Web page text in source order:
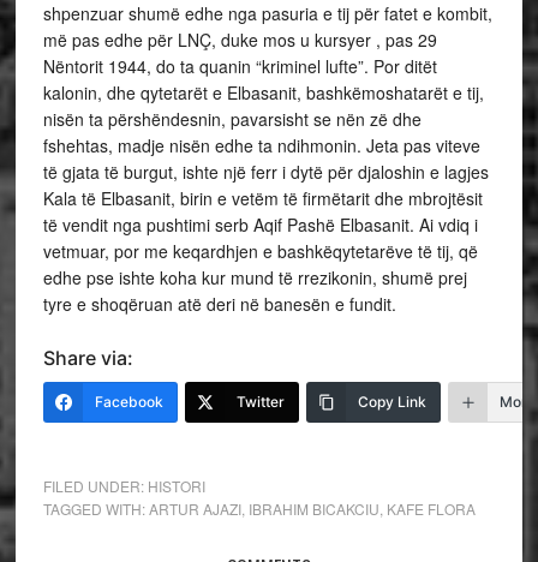
shpenzuar shumë edhe nga pasuria e tij për fatet e kombit,
më pas edhe për LNÇ, duke mos u kursyer , pas 29
Nëntorit 1944, do ta quanin “kriminel lufte”. Por ditët
kalonin, dhe qytetarët e Elbasanit, bashkëmoshatarët e tij,
nisën ta përshëndesnin, pavarsisht se nën zë dhe
fshehtas, madje nisën edhe ta ndihmonin. Jeta pas viteve
të gjata të burgut, ishte një ferr i dytë për djaloshin e lagjes
Kala të Elbasanit, birin e vetëm të firmëtarit dhe mbrojtësit
të vendit nga pushtimi serb Aqif Pashë Elbasanit. Ai vdiq i
vetmuar, por me keqardhjen e bashkëqytetarëve të tij, që
edhe pse ishte koha kur mund të rrezikonin, shumë prej
tyre e shoqëruan atë deri në banesën e fundit.
Share via:
Facebook Twitter Copy Link More
FILED UNDER: HISTORI
TAGGED WITH:ARTUR AJAZI, IBRAHIM BICAKCIU KAFE FLORA